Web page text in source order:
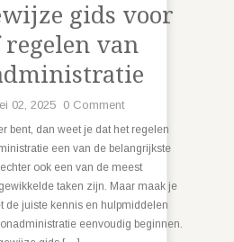
gids voor
van
02, 2025 0 Comment
bent, dan weet je dat het regelen
een van de belangrijkste
ook een van de meest
taken zijn. Maar maak je
de juiste kennis en hulpmiddelen
eenvoudig beginnen.